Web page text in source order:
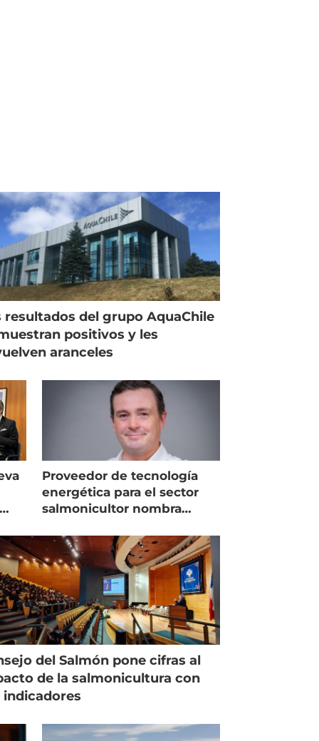
resultados del grupo AquaChile
positivos y les
aranceles
Proveedor de tecnología
energética para el sector
salmonicultor nombra
del Salmón pone cifras al
de la salmonicultura con
indicadores